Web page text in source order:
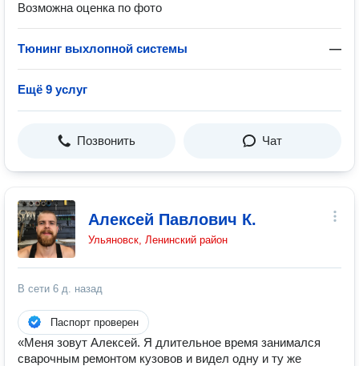
Возможна оценка по фото
Тюнинг выхлопной системы —
Ещё 9 услуг
Позвонить Чат
Алексей Павлович К.
Ульяновск, Ленинский район
В сети 6 д. назад
Паспорт проверен
«Меня зовут Алексей. Я длительное время занимался
сварочным ремонтом кузовов и видел одну и ту же